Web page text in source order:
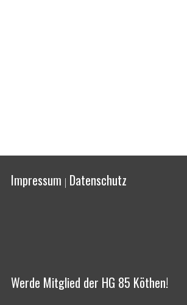
Impressum | Datenschutz
Werde Mitglied der HG 85 Köthen!